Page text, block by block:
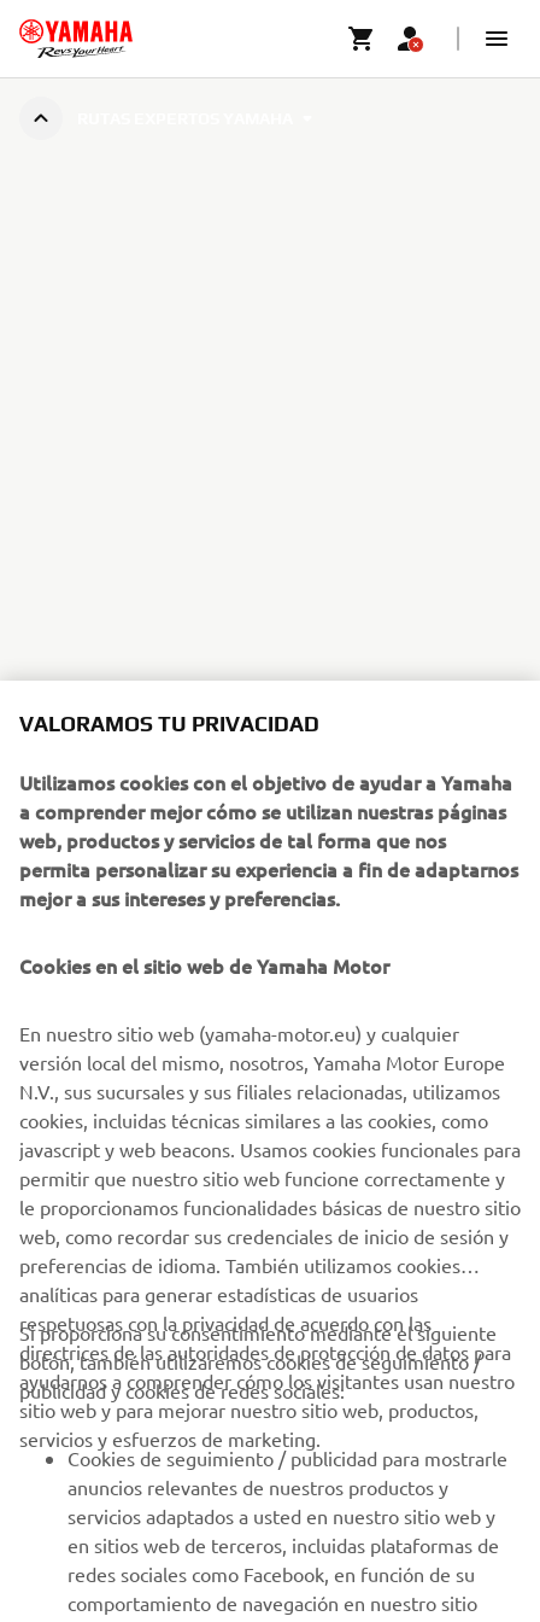
VALORAMOS TU PRIVACIDAD
Utilizamos cookies con el objetivo de ayudar a Yamaha
a comprender mejor cómo se utilizan nuestras páginas
web, productos y servicios de tal forma que nos
permita personalizar su experiencia a fin de adaptarnos
mejor a sus intereses y preferencias.
Cookies en el sitio web de Yamaha Motor
En nuestro sitio web (yamaha-motor.eu) y cualquier
versión local del mismo, nosotros, Yamaha Motor Europe
N.V., sus sucursales y sus filiales relacionadas, utilizamos
cookies, incluidas técnicas similares a las cookies, como
javascript y web beacons. Usamos cookies funcionales para
permitir que nuestro sitio web funcione correctamente y
le proporcionamos funcionalidades básicas de nuestro sitio
web, como recordar sus credenciales de inicio de sesión y
preferencias de idioma. También utilizamos cookies
analíticas para generar estadísticas de usuarios
respetuosas con la privacidad de acuerdo con las
directrices de las autoridades de protección de datos para
ayudarnos a comprender cómo los visitantes usan nuestro
sitio web y para mejorar nuestro sitio web, productos,
servicios y esfuerzos de marketing.
Si proporciona su consentimiento mediante el siguiente
botón, también utilizaremos cookies de seguimiento /
publicidad y cookies de redes sociales:
Cookies de seguimiento / publicidad para mostrarle
anuncios relevantes de nuestros productos y
servicios adaptados a usted en nuestro sitio web y
en sitios web de terceros, incluidas plataformas de
redes sociales como Facebook, en función de su
comportamiento de navegación en nuestro sitio